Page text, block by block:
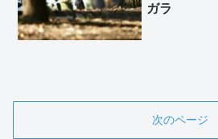
ガラ
次のページ